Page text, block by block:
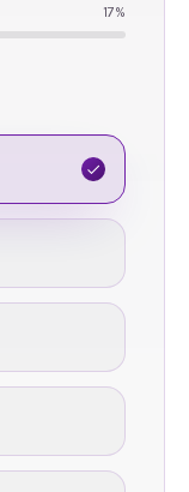
17%